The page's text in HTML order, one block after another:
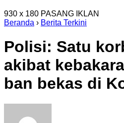
930 x 180 PASANG IKLAN
Beranda › Berita Terkini
Polisi: Satu
akibat
ban bekas di